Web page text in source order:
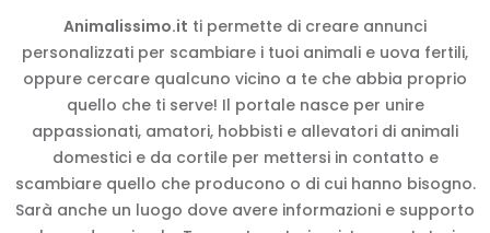
Animalissimo.it ti permette di creare annunci
personalizzati per scambiare i tuoi animali e uova fertili,
oppure cercare qualcuno vicino a te che abbia proprio
quello che ti serve! Il portale nasce per unire
appassionati, amatori, hobbisti e allevatori di animali
domestici e da cortile per mettersi in contatto e
scambiare quello che producono o di cui hanno bisogno.
Sarà anche un luogo dove avere informazioni e supporto